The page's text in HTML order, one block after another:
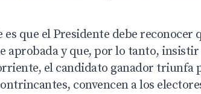
es que el Presidente debe reconocer
aprobada y que, por lo tanto,
el candidato ganador triunfa
convencen a los